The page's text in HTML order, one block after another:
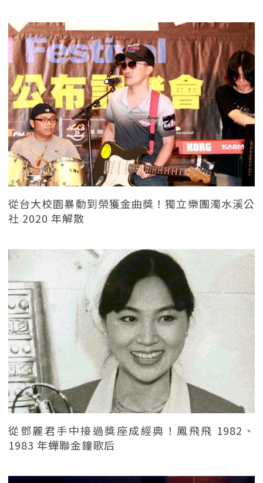
從台大校園暴動到榮獲金曲獎！獨立樂團濁水溪公
社 2020 年解散
從鄧麗君手中接過獎座成經典！鳳飛飛 1982、
1983 年蟬聯金鐘歌后